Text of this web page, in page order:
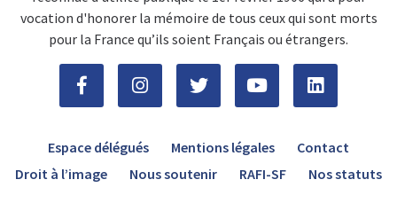
vocation d'honorer la mémoire de tous ceux qui sont morts
pour la France qu’ils soient Français ou étrangers.
Espace délégués Mentions légales
Contact
Droit à l’image
Nous soutenir RAFI-SF Nos statuts